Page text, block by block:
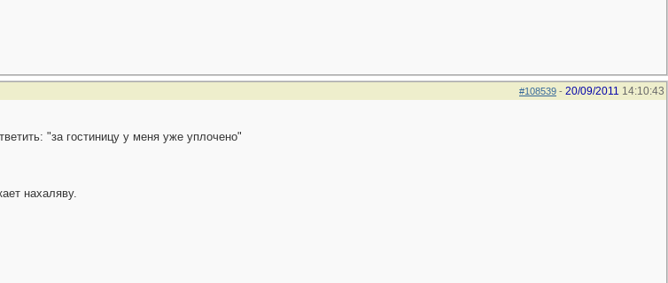
#108539 - 20/09/2011 14:10:43
"за гостиницу у меня уже уплочено"
нахаляву.